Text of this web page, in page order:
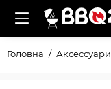
Головна Аксессуари